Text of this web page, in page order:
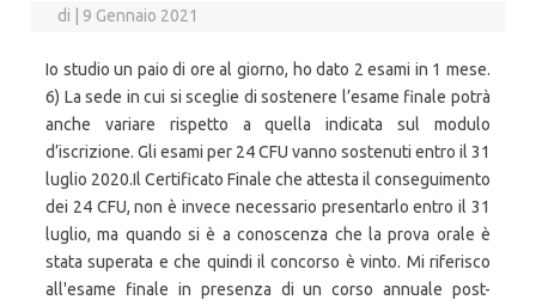
di 9 Gennaio 2021
Io studio un paio di ore al giorno, ho dato 2 esami in 1 mese.
6) La sede in cui si sceglie di sostenere l’esame finale potrà
anche variare rispetto a quella indicata sul modulo
d’iscrizione. Gli esami per 24 CFU vanno sostenuti entro il 31
luglio 2020.Il Certificato Finale che attesta il conseguimento
dei 24 CFU, non è invece necessario presentarlo entro il 31
luglio, ma quando si è a conoscenza che la prova orale è
stata superata e che quindi il concorso è vinto. Mi riferisco
all'esame finale in presenza di un corso annuale post-